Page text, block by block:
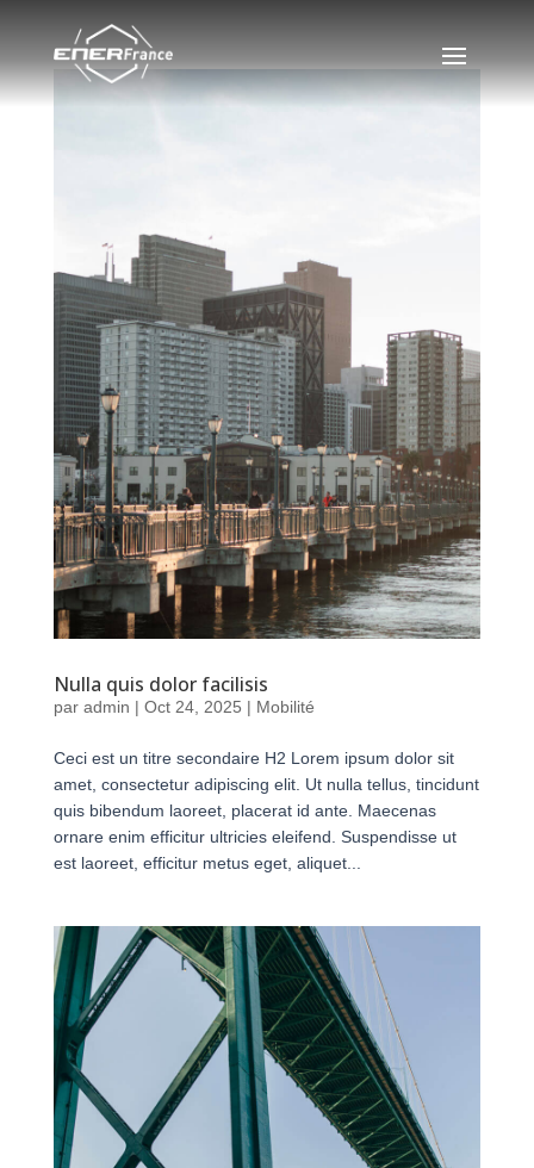
Nulla quis dolor facilisis
par admin | Oct 24, 2025 | Mobilité
Ceci est un titre secondaire H2 Lorem ipsum dolor sit
amet, consectetur adipiscing elit. Ut nulla tellus, tincidunt
quis bibendum laoreet, placerat id ante. Maecenas
ornare enim efficitur ultricies eleifend. Suspendisse ut
est laoreet, efficitur metus eget, aliquet...